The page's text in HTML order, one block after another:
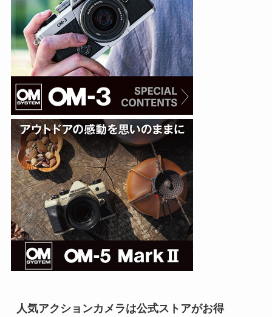
人気アクションカメラは公式ストアがお得